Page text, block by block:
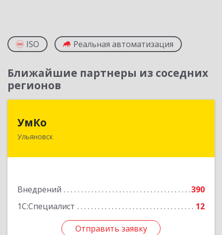
ISO Реальная автоматизация
Ближайшие партнеры из соседних
регионов
УмКо
Ульяновск
Внедрений
390
1С:Специалист
12
Отправить заявку
Отправить заявку